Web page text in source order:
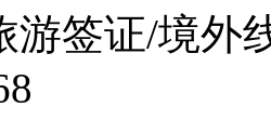
游签证/境外